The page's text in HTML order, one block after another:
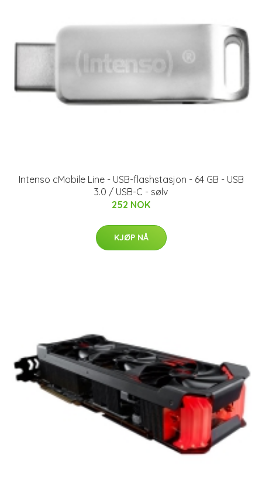
Intenso cMobile Line - USB-flashstasjon - 64 GB - USB
3.0 / USB-C - sølv
252 NOK
KJØP NÅ